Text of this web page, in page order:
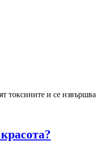
токсините и се извършва